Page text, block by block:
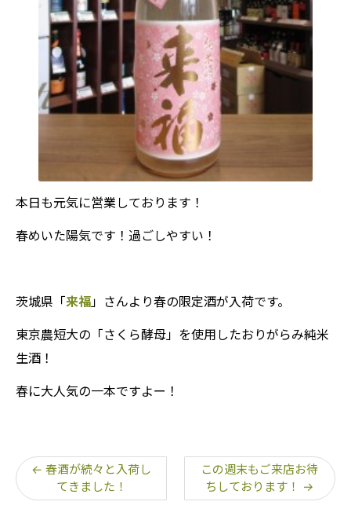
本日も元気に営業しております！
春めいた陽気です！過ごしやすい！
茨城県「来福 」さんより春の限定酒が入荷です。
東京農短大の「さくら酵母」を使用したおりがらみ純米
生酒！
春に大人気の一本ですよー！
← 春酒が続々と入荷し
てきました！
この週末もご来店お待
ちしております！ →